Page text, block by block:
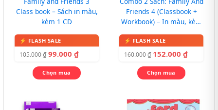
Class book – Sách in màu,
kèm 1 CD
105.000₫ 99.000 ₫
Chọn mua
Friends 4 (Classbook +
Workbook) – In màu, kèm
160.000₫ 152.000 ₫
Chọn mua